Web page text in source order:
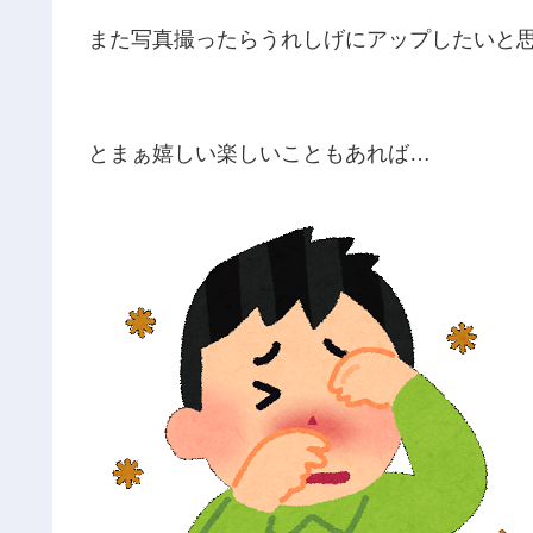
また写真撮ったらうれしげにアップしたいと
とまぁ嬉しい楽しいこともあれば…